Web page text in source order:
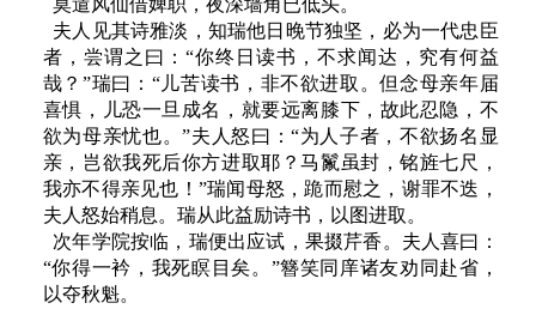
莫遣风仙借婢职，夜深墙角已低头。
夫人见其诗雅淡，知瑞他日晚节独坚，必为一代忠臣
者，尝谓之曰：“你终日读书，不求闻达，究有何益
哉？”瑞曰：“儿苦读书，非不欲进取。但念母亲年届
喜惧，儿恐一旦成名，就要远离膝下，故此忍隐，不
欲为母亲忧也。”夫人怒曰：“为人子者，不欲扬名显
亲，岂欲我死后你方进取耶？马鬣虽封，铭旌七尺，
我亦不得亲见也！”瑞闻母怒，跪而慰之，谢罪不迭，
夫人怒始稍息。瑞从此益励诗书，以图进取。
次年学院按临，瑞便出应试，果掇芹香。夫人喜曰：
“你得一衿，我死瞑目矣。”簪笑同庠诸友劝同赴省，
以夺秋魁。